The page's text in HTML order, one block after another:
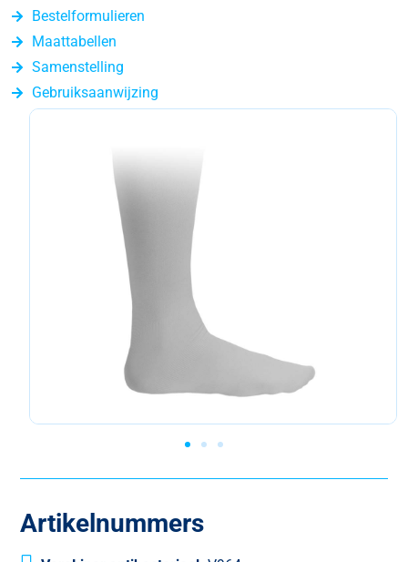
Bestelformulieren
Maattabellen
Samenstelling
Gebruiksaanwijzing
Artikelnummers